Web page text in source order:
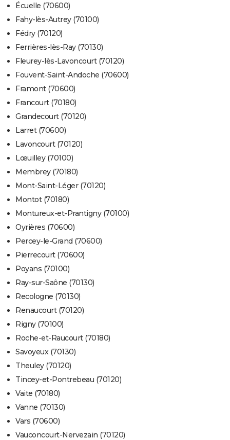
Écuelle (70600)
Fahy-lès-Autrey (70100)
Fédry (70120)
Ferrières-lès-Ray (70130)
Fleurey-lès-Lavoncourt (70120)
Fouvent-Saint-Andoche (70600)
Framont (70600)
Francourt (70180)
Grandecourt (70120)
Larret (70600)
Lavoncourt (70120)
Lœuilley (70100)
Membrey (70180)
Mont-Saint-Léger (70120)
Montot (70180)
Montureux-et-Prantigny (70100)
Oyrières (70600)
Percey-le-Grand (70600)
Pierrecourt (70600)
Poyans (70100)
Ray-sur-Saône (70130)
Recologne (70130)
Renaucourt (70120)
Rigny (70100)
Roche-et-Raucourt (70180)
Savoyeux (70130)
Theuley (70120)
Tincey-et-Pontrebeau (70120)
Vaite (70180)
Vanne (70130)
Vars (70600)
Vauconcourt-Nervezain (70120)